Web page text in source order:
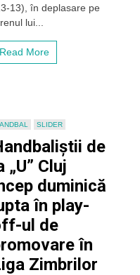
rămân
13), în deplasare pe
lui...
Read More
SLIDER
de
„U” Cluj
duminică
în play-
ul de
în
Zimbrilor